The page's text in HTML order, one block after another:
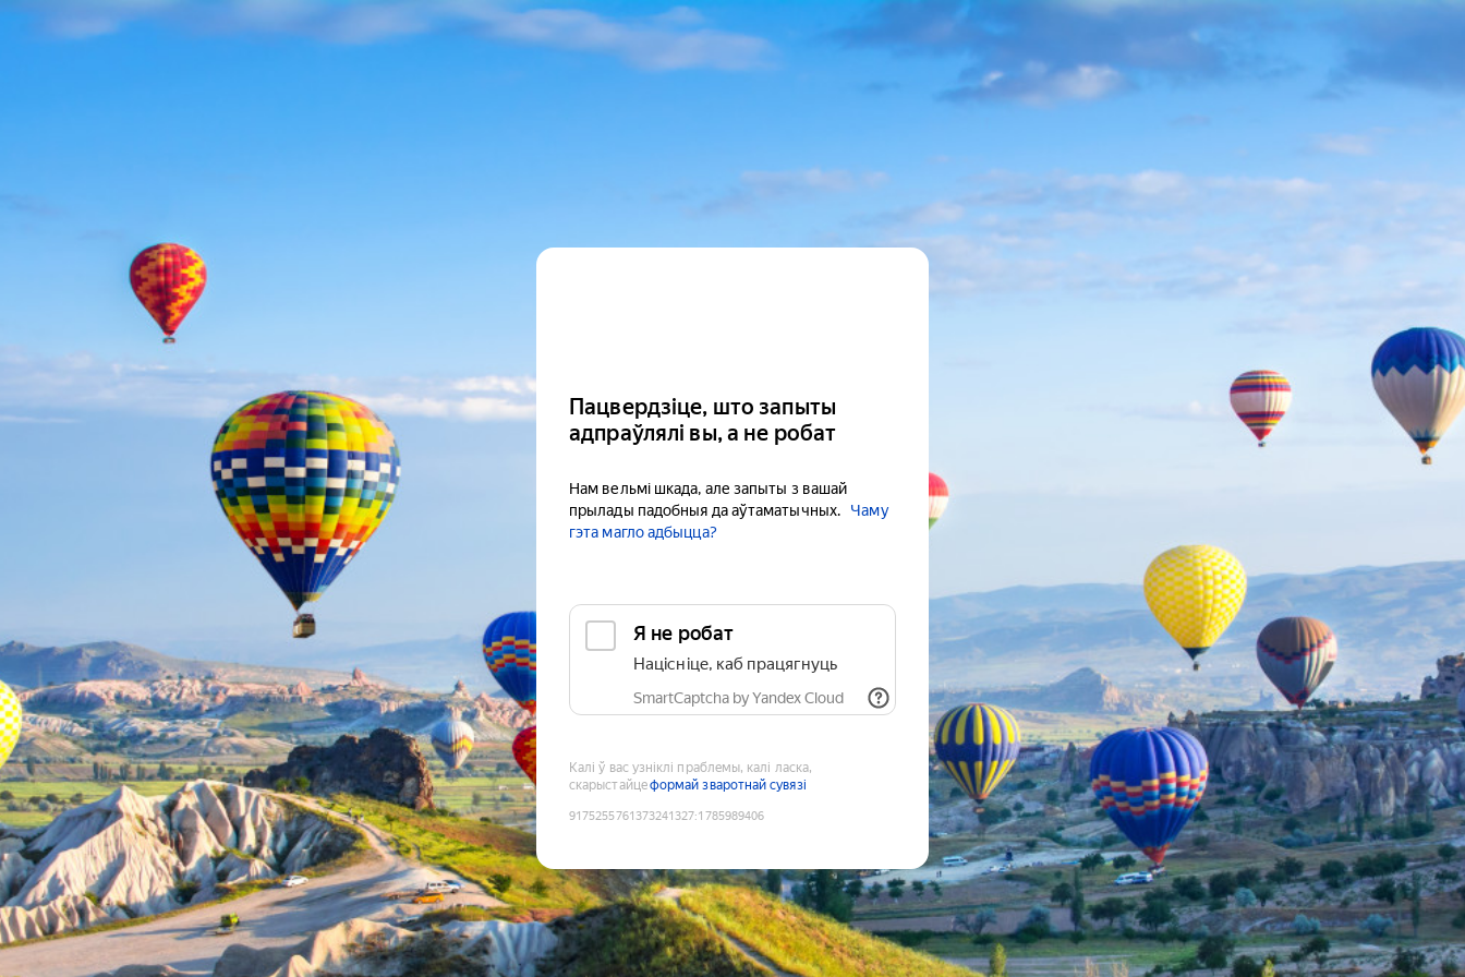
Пацвердзіце, што запыты
адпраўлялі вы, а не робат
Нам вельмі шкада, але запыты з вашай
прылады падобныя да аўтаматычных.
Чаму
гэта магло адбыцца?
Я не робат
Націсніце, каб працягнуць
SmartCaptcha by Yandex Cloud
Калі ў вас узніклі праблемы, калі ласка,
скарыстайцеформай зваротнай сувязі
9175255761373241327:1785989406